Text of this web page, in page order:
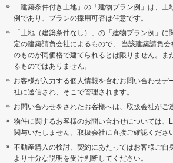
「建築条件付き土地」の「建物プラン例」は、
例であり、プランの採用可否は任意です。
「土地（建築条件なし）」の「建物プラン例」
定の建築請負会社によるもので、 当該建築請負
のものが同価格で建てられるとは限りません。ま
るものではありません。
お客様が入力する個人情報を含むお問い合わせデ
社に送信され、そこで管理されます。
お問い合わせをされたお客様へは、取扱会社がご
物件に関するお客様のお問い合わせについては、
関与いたしません。取扱会社に直接ご確認ください
不動産購入の検討、契約にあたってはお客様ご自
より十分な説明を受け判断してください。